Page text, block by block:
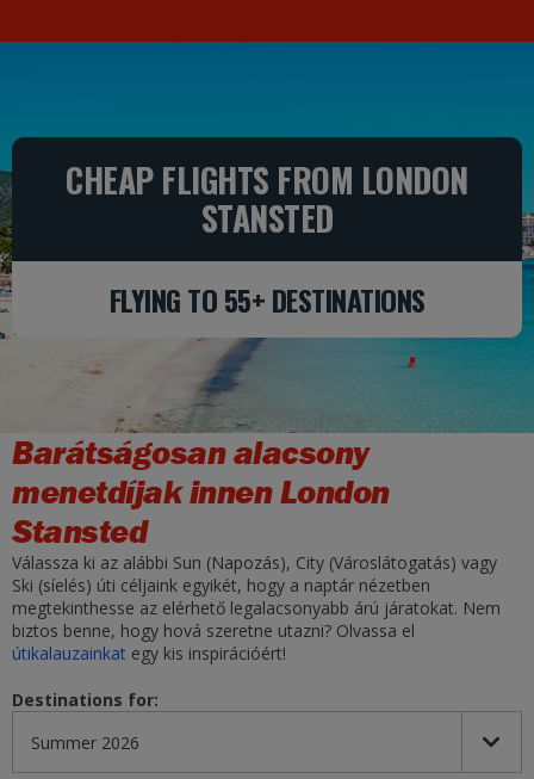
CHEAP FLIGHTS FROM LONDON
STANSTED
FLYING TO 55+ DESTINATIONS
Barátságosan alacsony
menetdíjak innen London
Stansted
Válassza ki az alábbi Sun (Napozás), City (Városlátogatás) vagy
Ski (síelés) úti céljaink egyikét, hogy a naptár nézetben
megtekinthesse az elérhető legalacsonyabb árú járatokat. Nem
biztos benne, hogy hová szeretne utazni? Olvassa el
útikalauzainkat egy kis inspirációért!
Destinations for: